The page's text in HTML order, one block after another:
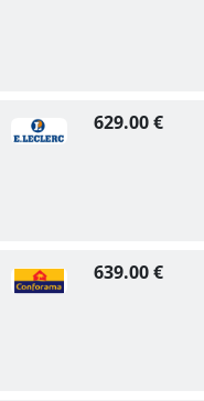
629.00 €
639.00 €